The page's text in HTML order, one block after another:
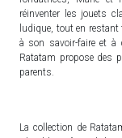
réinventer les jouets
ludique, tout en
à son savoir-faire et à
Ratatam propose des
parents.
La collection de